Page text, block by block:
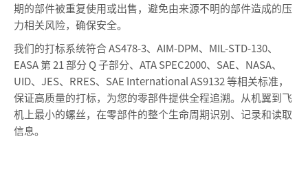
期的部件被重复使用或出售，避免由来源不明的部件造成的压
力相关风险，确保安全。
我们的打标系统符合 AS478-3、AIM-DPM、MIL-STD-130、
EASA 第 21 部分 Q 子部分、ATA SPEC2000、SAE、NASA、
UID、JES、RRES、SAE International AS9132 等相关标准，
保证高质量的打标，为您的零部件提供全程追溯。从机翼到飞
机上最小的螺丝，在零部件的整个生命周期识别、记录和读取
信息。